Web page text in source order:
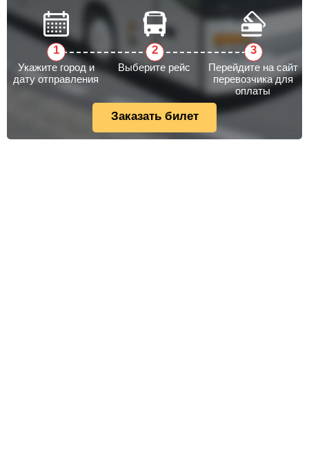
Укажите город и
дату отправления
Выберите рейс
Перейдите на сайт
перевозчика для
оплаты
Заказать билет